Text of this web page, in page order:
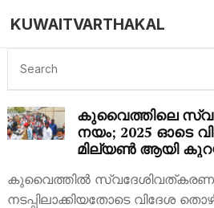
KUWAITVARTHAKAL
INDIGENIZATION POLICY
കുവൈത്തിലെ
നയം; 2025 ഓടെ
മില്യൺ ആയി
കുവൈത്തിൽ സ്വദേശിവത്കരണ
നടപ്പിലാക്കിയതോടെ വിദേശ